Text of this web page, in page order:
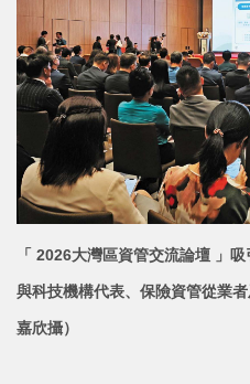
「 2026大灣區資管交流論壇 」
與科技機構代表、保險資管從業
嘉欣攝）